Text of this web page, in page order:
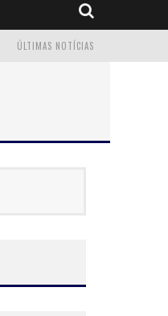
ÚLTIMAS NOTÍCIAS